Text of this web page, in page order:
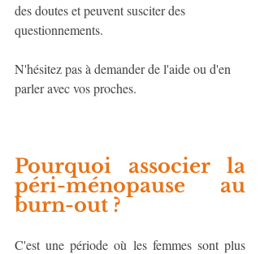
des doutes et peuvent susciter des
questionnements.
N'hésitez pas à demander de l'aide ou d'en
parler avec vos proches.
Pourquoi associer la
péri-ménopause au
burn-out ?
C'est une période où les femmes sont plus